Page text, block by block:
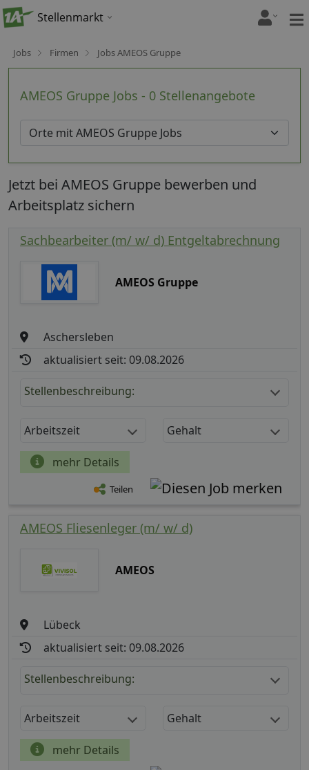
Stellenmarkt
Jobs Firmen Jobs AMEOS Gruppe
AMEOS Gruppe Jobs - 0 Stellenangebote
Jetzt bei AMEOS Gruppe bewerben und
Arbeitsplatz sichern
Sachbearbeiter (m/ w/ d) Entgeltabrechnung
AMEOS Gruppe
Aschersleben
aktualisiert seit: 09.08.2026
Stellenbeschreibung:
Arbeitszeit Gehalt
mehr Details
Teilen
AMEOS Fliesenleger (m/ w/ d)
AMEOS
Lübeck
aktualisiert seit: 09.08.2026
Stellenbeschreibung:
Arbeitszeit Gehalt
mehr Details